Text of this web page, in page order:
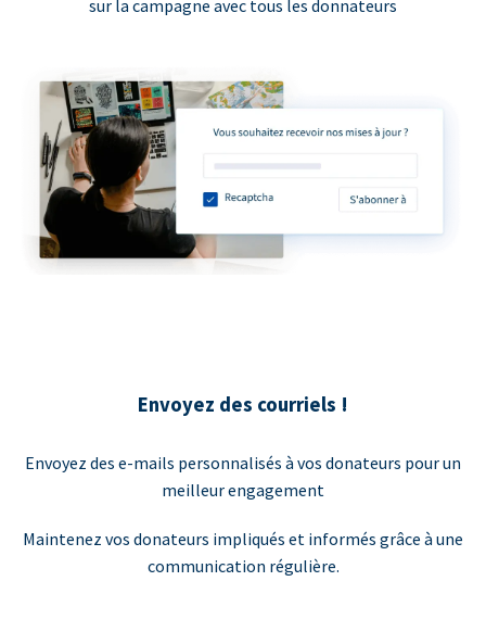
sur la campagne avec tous les donnateurs
Envoyez des courriels !
Envoyez des e-mails personnalisés à vos donateurs pour un
meilleur engagement
Maintenez vos donateurs impliqués et informés grâce à une
communication régulière.